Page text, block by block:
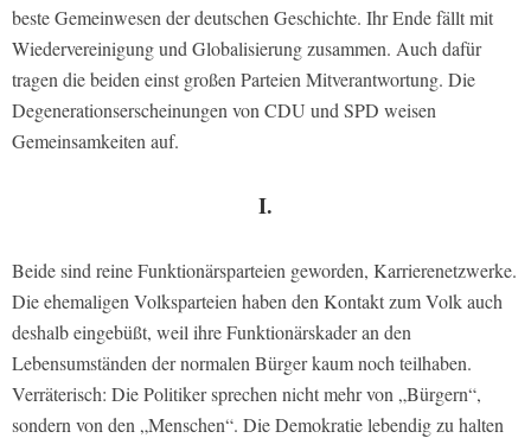
beste Gemeinwesen der deutschen Geschichte. Ihr Ende fällt mit
Wiedervereinigung und Globalisierung zusammen. Auch dafür
tragen die beiden einst großen Parteien Mitverantwortung. Die
Degenerationserscheinungen von CDU und SPD weisen
Gemeinsamkeiten auf.
I.
Beide sind reine Funktionärsparteien geworden, Karrierenetzwerke.
Die ehemaligen Volksparteien haben den Kontakt zum Volk auch
deshalb eingebüßt, weil ihre Funktionärskader an den
Lebensumständen der normalen Bürger kaum noch teilhaben.
Verräterisch: Die Politiker sprechen nicht mehr von „Bürgern“,
sondern von den „Menschen“. Die Demokratie lebendig zu halten